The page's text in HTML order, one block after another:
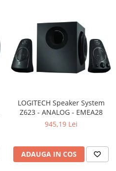
LOGITECH Speaker System
Z623 - ANALOG - EMEA28
945,19 Lei
ADAUGA IN COS